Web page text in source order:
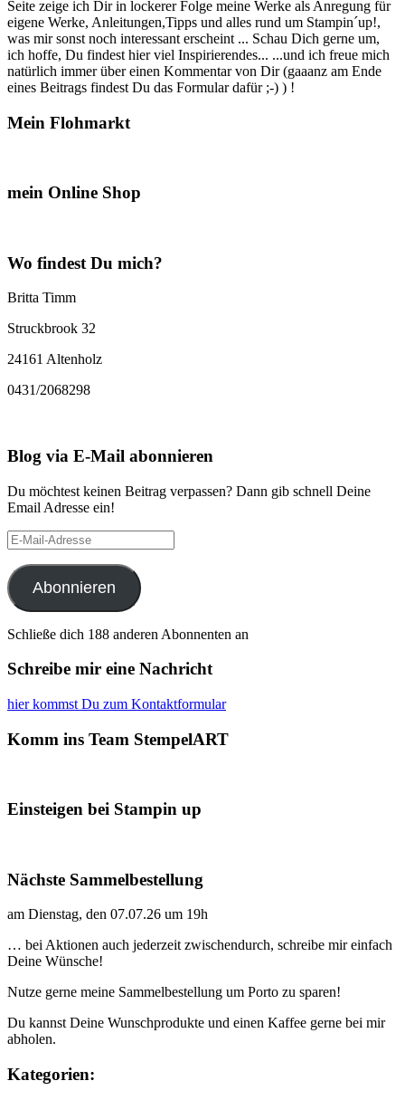
Seite zeige ich Dir in lockerer Folge meine Werke als Anregung für
eigene Werke, Anleitungen,Tipps und alles rund um Stampin´up!,
was mir sonst noch interessant erscheint ... Schau Dich gerne um,
ich hoffe, Du findest hier viel Inspirierendes... ...und ich freue mich
natürlich immer über einen Kommentar von Dir (gaaanz am Ende
eines Beitrags findest Du das Formular dafür ;-) ) !
Mein Flohmarkt
mein Online Shop
Wo findest Du mich?
Britta Timm
Struckbrook 32
24161 Altenholz
0431/2068298
Blog via E-Mail abonnieren
Du möchtest keinen Beitrag verpassen? Dann gib schnell Deine
Email Adresse ein!
E-
Mail-
Adresse
Abonnieren
Schließe dich 188 anderen Abonnenten an
Schreibe mir eine Nachricht
hier kommst Du zum Kontaktformular
Komm ins Team StempelART
Einsteigen bei Stampin up
Nächste Sammelbestellung
am Dienstag, den 07.07.26 um 19h
… bei Aktionen auch jederzeit zwischendurch, schreibe mir einfach
Deine Wünsche!
Nutze gerne meine Sammelbestellung um Porto zu sparen!
Du kannst Deine Wunschprodukte und einen Kaffee gerne bei mir
abholen.
Kategorien: